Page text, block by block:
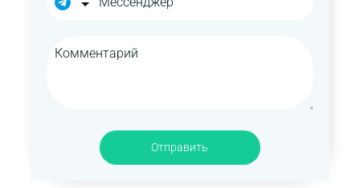
Отправить